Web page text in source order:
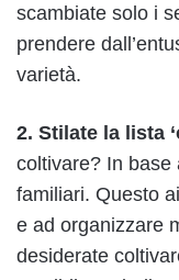
scambiate solo i
prendere
varietà.
2. Stilate la lista
coltivare? In base
familiari. Questo
e ad organizzare
desiderate